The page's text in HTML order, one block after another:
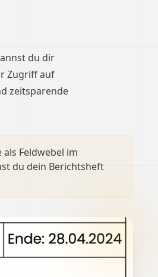
du dir
Zugriff auf
zeitsparende
Feldwebel im
du dein Berichtsheft